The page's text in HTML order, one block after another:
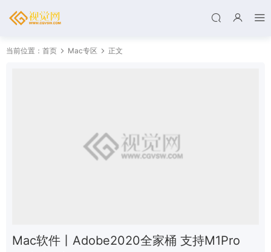
当前位置： 首页 Mac专区 正文
Mac软件丨Adobe2020全家桶 支持M1Pro